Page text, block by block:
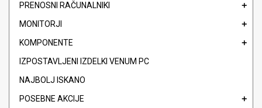
PRENOSNI RAČUNALNIKI
MONITORJI
KOMPONENTE
IZPOSTAVLJENI IZDELKI VENUM PC
NAJBOLJ ISKANO
POSEBNE AKCIJE